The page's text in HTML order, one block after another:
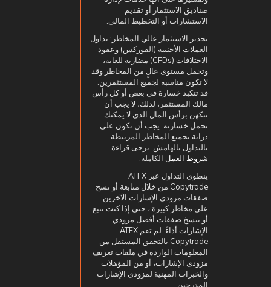
صناديق الاستثمار أو تقديم
الاستشارات أو التخطيط المالي.
تحذير الاستثمار عالي المخاطر: تداول
العملات الأجنبية (الفوركس) وعقود
الاختلافات (CFDs) مضاربة للغاية،
وتحمل مستوى عالٍ من المخاطر وقد
لا تكون مناسبة لجميع المستثمرين.
قد تتكبد خسارة في بعض أو كل رأس
مالك المستثمر، لذلك، لا يجب أن
تتكهن برأس المال الذي لا يمكنك
تحمل خسارته. يجب أن تكون على
دراية بجميع المخاطر المرتبطة
بالتداول بالهامش. يرجى قراءة
شروط العمل الكاملة.
ينطوي التداول عبر ATFX
Copytrade من خلال متابعة أو نسخ
صفقات مزودي الإشارات الآخرين
على مخاطر كبيرة ، حتى إذا كنت تتبع
أو تنسخ صفقات أفضل مزودي
الإشارات أداءً. لم تقم ATFX
Copytrade بالتحقق المستقل من
المعلومات الواردة في ملفات تعريف
مزودى الإشارات، أو من المؤهلات
والخبرات المهنية لمزودى الإشارات
المدرجين.